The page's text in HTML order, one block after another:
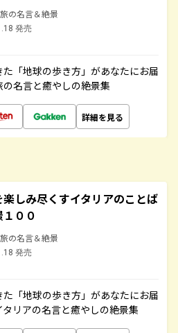
の名言＆絶景
発売
「地球の歩き方」があなたにお届
名言と癒やしの絶景集
詳細を見る
しみ尽くすイタリアのことば
００
の名言＆絶景
発売
「地球の歩き方」があなたにお届
リアの名言と癒やしの絶景集